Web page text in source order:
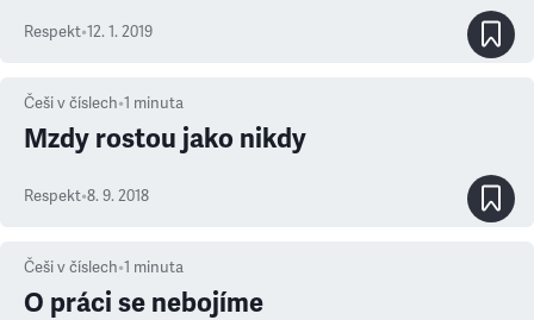
Respekt•12. 1. 2019
Češi v číslech•1 minuta
Mzdy rostou jako nikdy
Respekt•8. 9. 2018
Češi v číslech•1 minuta
O práci se nebojíme